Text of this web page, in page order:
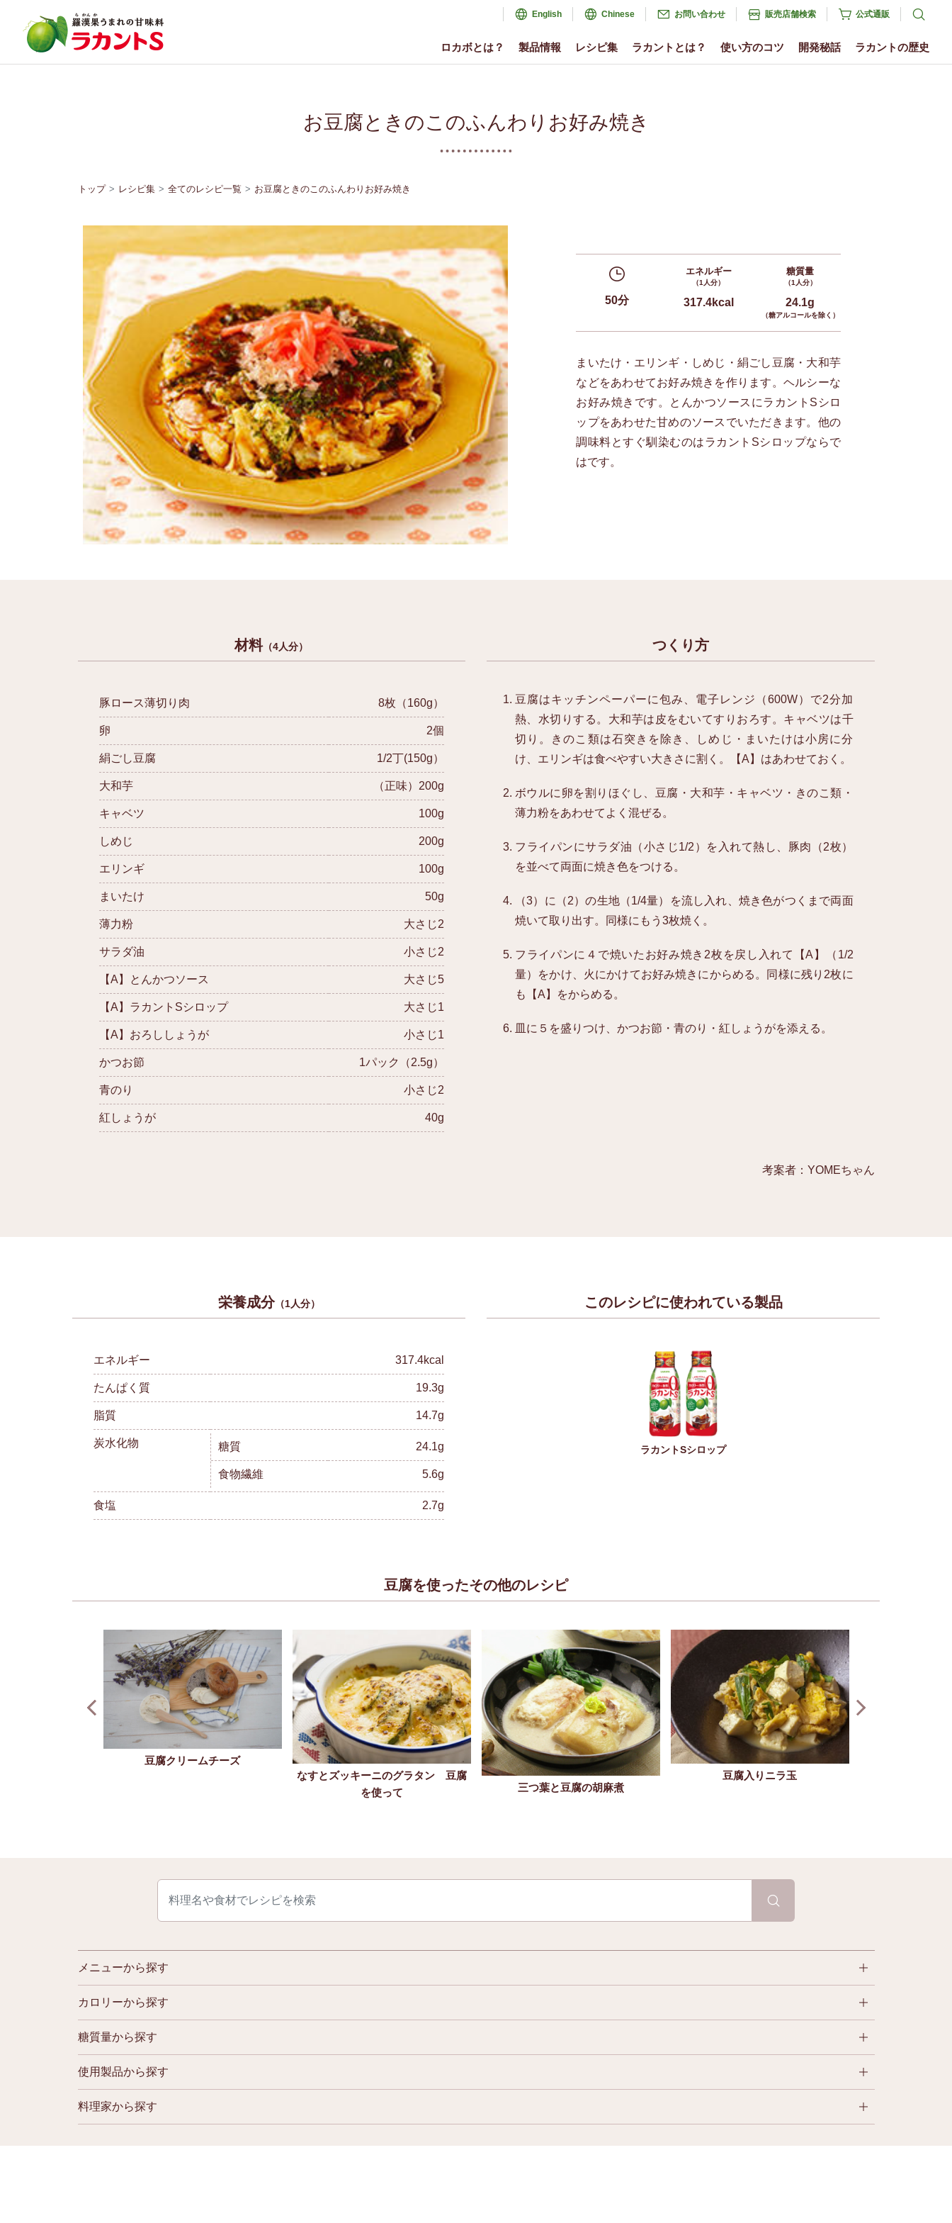
ロカボとは？ 製品情報 レシピ集 ラカントとは？ 使い方のコツ 開発秘話 ラカントの歴史
English Chinese お問い合わせ 販売店舗検索 公式通販
お豆腐ときのこのふんわりお好み焼き
トップ レシピ集 全てのレシピ一覧 お豆腐ときのこのふんわりお好み焼き
50分
エネルギー
（1人分）
317.4kcal
糖質量
（1人分）
24.1g
（糖アルコールを除く）
まいたけ・エリンギ・しめじ・絹ごし豆腐・大和芋
などをあわせてお好み焼きを作ります。ヘルシーな
お好み焼きです。とんかつソースにラカントSシロ
ップをあわせた甘めのソースでいただきます。他の
調味料とすぐ馴染むのはラカントSシロップならで
はです。
材料（4人分）
豚ロース薄切り肉 8枚（160g）
卵 2個
絹ごし豆腐 1/2丁(150g）
大和芋 （正味）200g
キャベツ 100g
しめじ 200g
エリンギ 100g
まいたけ 50g
薄力粉 大さじ2
サラダ油 小さじ2
【A】とんかつソース 大さじ5
【A】ラカントSシロップ 大さじ1
【A】おろししょうが 小さじ1
かつお節 1パック（2.5g）
青のり 小さじ2
紅しょうが 40g
つくり方
豆腐はキッチンペーパーに包み、電子レンジ（600W）で2分加
熱、水切りする。大和芋は皮をむいてすりおろす。キャベツは千
切り。きのこ類は石突きを除き、しめじ・まいたけは小房に分
け、エリンギは食べやすい大きさに割く。【A】はあわせておく。
ボウルに卵を割りほぐし、豆腐・大和芋・キャベツ・きのこ類・
薄力粉をあわせてよく混ぜる。
フライパンにサラダ油（小さじ1/2）を入れて熱し、豚肉（2枚）
を並べて両面に焼き色をつける。
（3）に（2）の生地（1/4量）を流し入れ、焼き色がつくまで両面
焼いて取り出す。同様にもう3枚焼く。
フライパンに４で焼いたお好み焼き2枚を戻し入れて【A】（1/2
量）をかけ、火にかけてお好み焼きにからめる。同様に残り2枚に
も【A】をからめる。
皿に５を盛りつけ、かつお節・青のり・紅しょうがを添える。
考案者：YOMEちゃん
栄養成分（1人分）
エネルギー 317.4kcal
たんぱく質 19.3g
脂質 14.7g
炭水化物 糖質 24.1g
食物繊維 5.6g
食塩 2.7g
このレシピに使われている製品
ラカントSシロップ
豆腐を使ったその他のレシピ
豆腐クリームチーズ
なすとズッキーニのグラタン 豆腐
を使って
三つ葉と豆腐の胡麻煮
豆腐入りニラ玉
メニューから探す
カロリーから探す
糖質量から探す
使用製品から探す
料理家から探す